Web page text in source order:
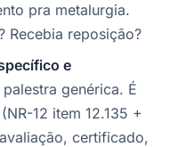
pra metalurgia.
Recebia reposição?
e
genérica. É
12 item 12.135 +
certificado,